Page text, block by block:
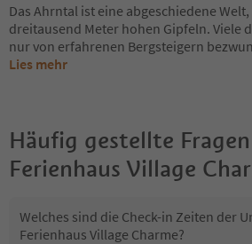
Das Ahrntal ist eine abgeschiedene
dreitausend Meter hohen Gipfeln. Viele
nur von erfahrenen Bergsteigern
Lies mehr
Häufig gestellte
Ferienhaus Village
Welches sind die Check-in Zeiten der
Ferienhaus Village Charme?